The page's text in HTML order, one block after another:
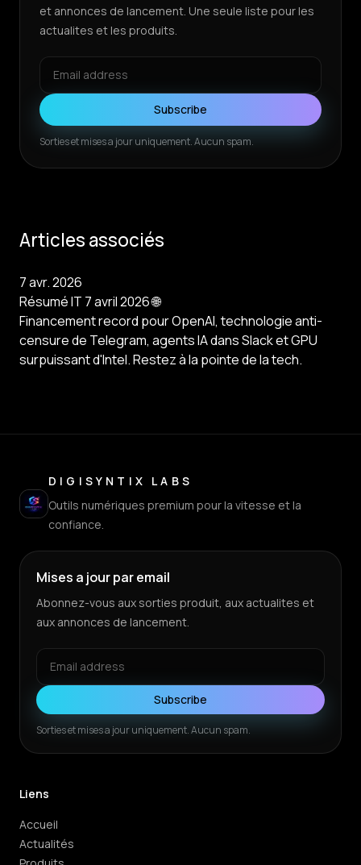
et annonces de lancement. Une seule liste pour les
actualites et les produits.
Subscribe
Sorties et mises a jour uniquement. Aucun spam.
Articles associés
7 avr. 2026
Résumé IT 7 avril 2026 🌐
Financement record pour OpenAI, technologie anti-
censure de Telegram, agents IA dans Slack et GPU
surpuissant d'Intel. Restez à la pointe de la tech.
DIGISYNTIX LABS
Outils numériques premium pour la vitesse et la
confiance.
Mises a jour par email
Abonnez-vous aux sorties produit, aux actualites et
aux annonces de lancement.
Subscribe
Sorties et mises a jour uniquement. Aucun spam.
Liens
Accueil
Actualités